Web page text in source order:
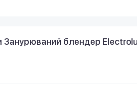
Занурюваний блендер